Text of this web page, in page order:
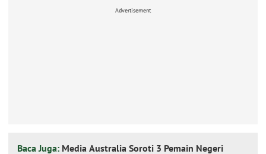
Advertisement
Baca Juga: Media Australia Soroti 3 Pemain Negeri